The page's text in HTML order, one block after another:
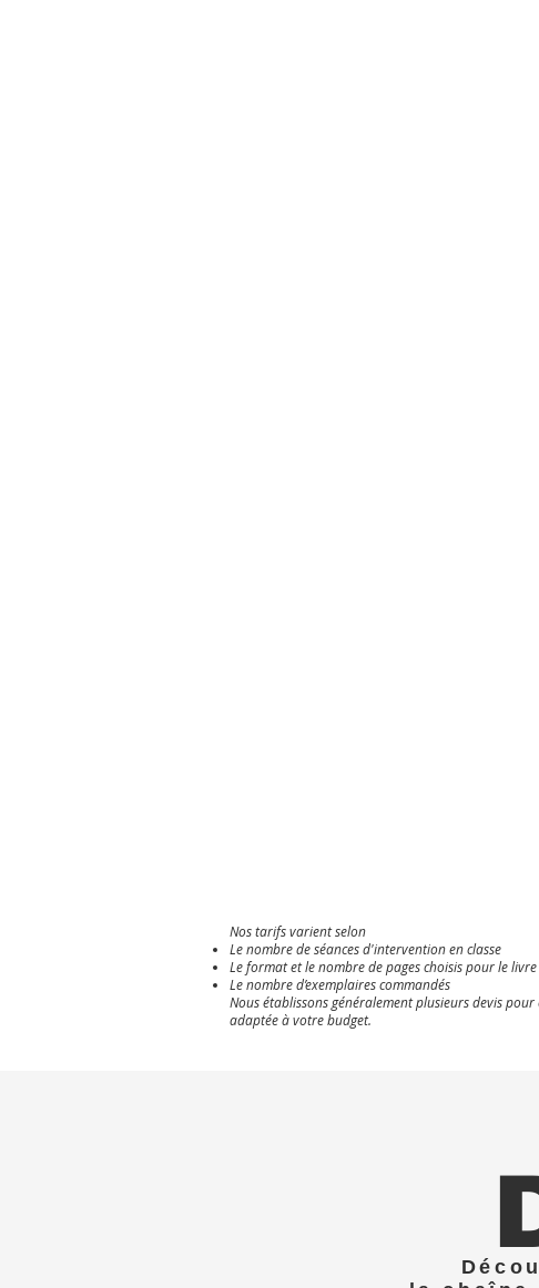
Nos tarifs varient selon
Le nombre de séances d'intervention en classe
Le format et le nombre de pages choisis pour le livre
Le nombre d’exemplaires commandés
Nous établissons généralement plusieurs devis
adaptée à votre budget.